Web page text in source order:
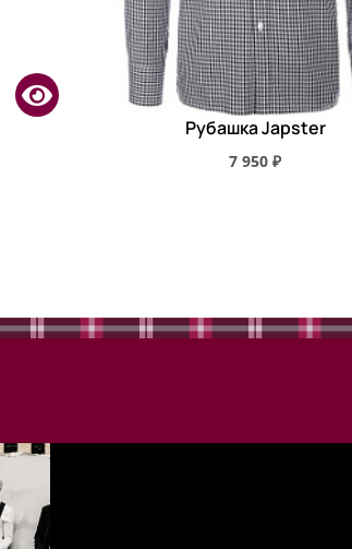
Рубашка Japster
7 950 ₽